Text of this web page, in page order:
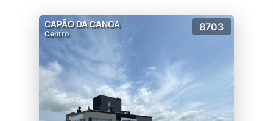
CAPÃO DA CANOA
Centro
8703